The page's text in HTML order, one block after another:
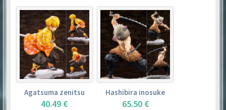
Agatsuma zenitsu
40.49 €
Hashibira inosuke
65.50 €